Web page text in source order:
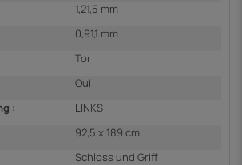
1,21,5 mm
0,91,1 mm
Tor
Oui
:
LINKS
92,5 x 189 cm
Schloss und Griff